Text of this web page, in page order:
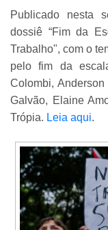
Publicado nesta
dossiê “Fim da
Trabalho", com o
pelo fim da
Colombi,
Galvão, Elaine
Trópia. Leia aqui.